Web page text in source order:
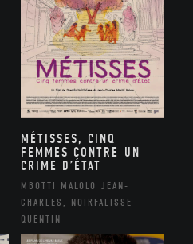
MÉTISSES, CINQ
FEMMES CONTRE UN
CRIME D’ÉTAT
MBOTTI MALOLO JEAN-
CHARLES, NOIRFALISSE
QUENTIN